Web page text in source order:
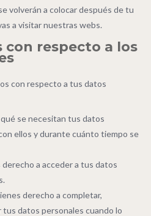
volverán a colocar después de tu
a visitar nuestras webs.
con respecto a los
con respecto a tus datos
se necesitan tus datos
ellos y durante cuánto tiempo se
a acceder a tus datos
derecho a completar,
datos personales cuando lo